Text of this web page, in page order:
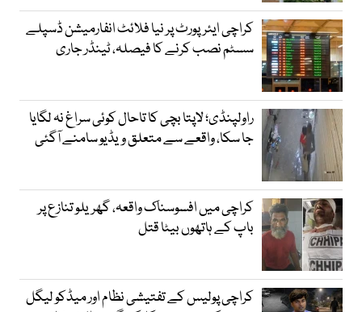
کراچی ایئرپورٹ پر نیا فلائٹ انفارمیشن ڈسپلے
سسٹم نصب کرنے کا فیصلہ، ٹینڈر جاری
راولپنڈی؛ لاپتا بچی کا تاحال کوئی سراغ نہ لگایا
جا سکا، واقعے سے متعلق ویڈیو سامنے آگئی
کراچی میں افسوسناک واقعہ، گھریلو تنازع پر
باپ کے ہاتھوں بیٹا قتل
کراچی پولیس کے تفتیشی نظام اور میڈکو لیگل